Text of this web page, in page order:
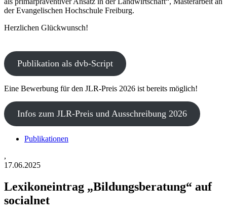
der Evangelischen Hochschule Freiburg.
Herzlichen Glückwunsch!
Publikation als dvb-Script
Eine Bewerbung für den JLR-Preis 2026 ist bereits möglich!
Infos zum JLR-Preis und Ausschreibung 2026
Publikationen
,
17.06.2025
Lexikoneintrag „Bildungsberatung“ auf
socialnet